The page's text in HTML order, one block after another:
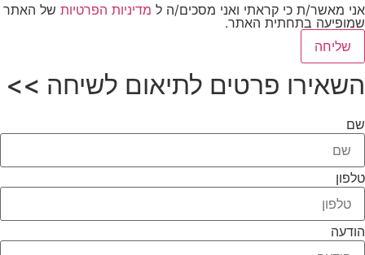
אני מאשר/ת כי קראתי ואני מסכים/ה ל מדיניות הפרטיות של האתר
שמופיעה בתחתית האתר.
שליחה
השאירו פרטים לתיאום לשיחה >>
שם
טלפון
הודעה